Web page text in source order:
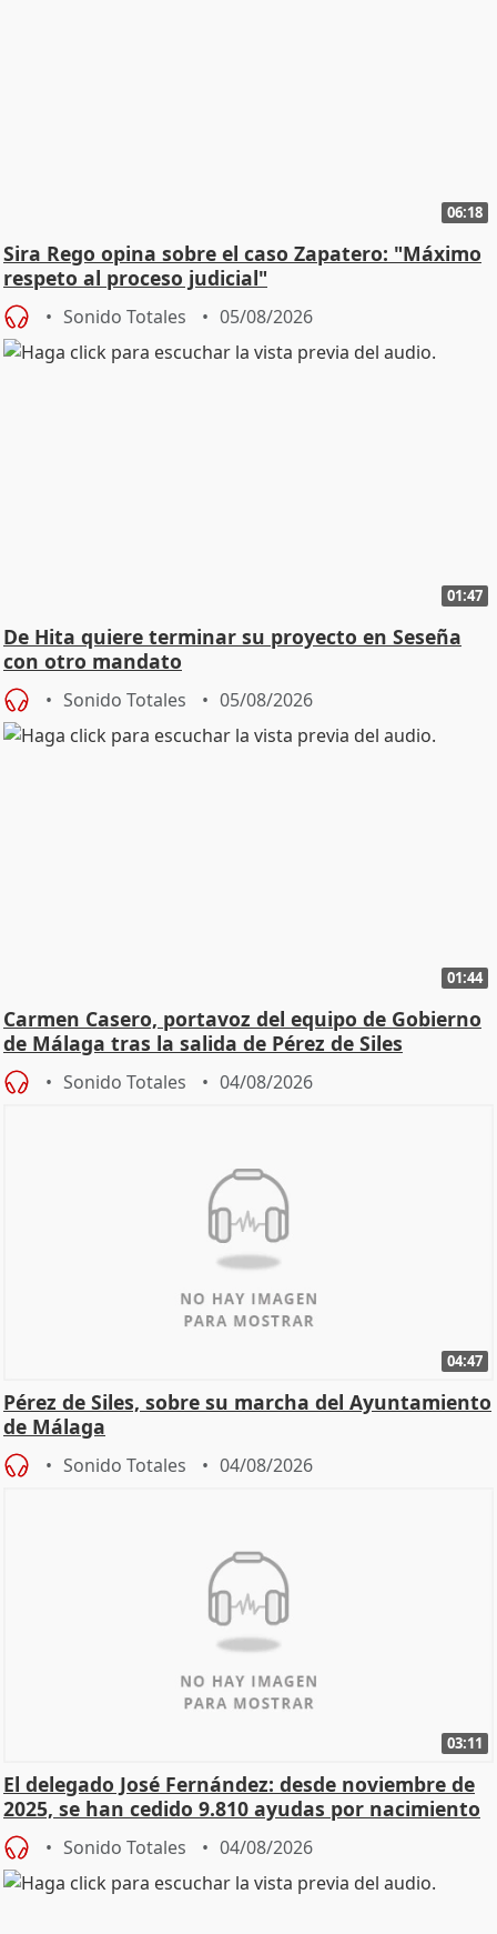
06:18
Sira Rego opina sobre el caso Zapatero: "Máximo
respeto al proceso judicial"
Sonido Totales 05/08/2026
01:47
De Hita quiere terminar su proyecto en Seseña
con otro mandato
Sonido Totales 05/08/2026
01:44
Carmen Casero, portavoz del equipo de Gobierno
de Málaga tras la salida de Pérez de Siles
Sonido Totales 04/08/2026
04:47
Pérez de Siles, sobre su marcha del Ayuntamiento
de Málaga
Sonido Totales 04/08/2026
03:11
El delegado José Fernández: desde noviembre de
2025, se han cedido 9.810 ayudas por nacimiento
Sonido Totales 04/08/2026